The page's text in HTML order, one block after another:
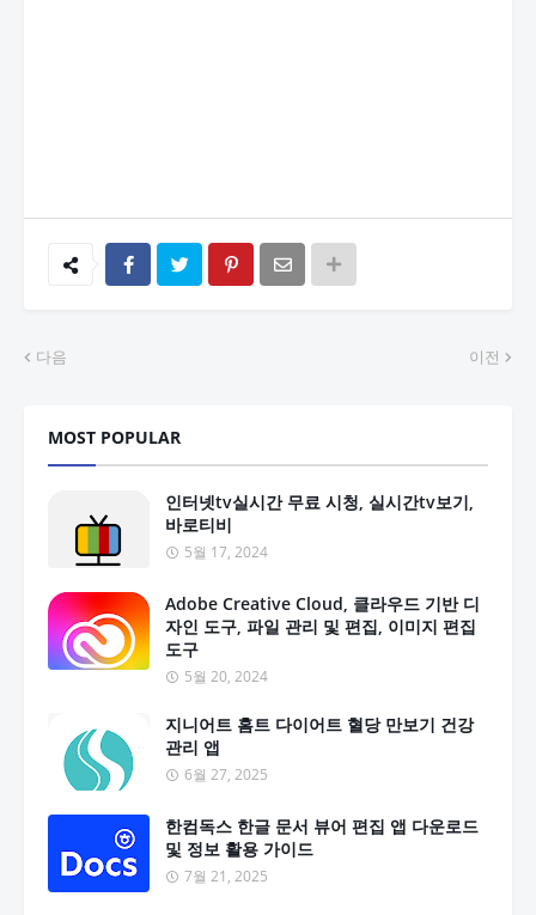
다음 이전
MOST POPULAR
인터넷tv실시간 무료 시청, 실시간tv보기,
바로티비
5월 17, 2024
Adobe Creative Cloud, 클라우드 기반 디
자인 도구, 파일 관리 및 편집, 이미지 편집
도구
5월 20, 2024
지니어트 홈트 다이어트 혈당 만보기 건강
관리 앱
6월 27, 2025
한컴독스 한글 문서 뷰어 편집 앱 다운로드
및 정보 활용 가이드
7월 21, 2025